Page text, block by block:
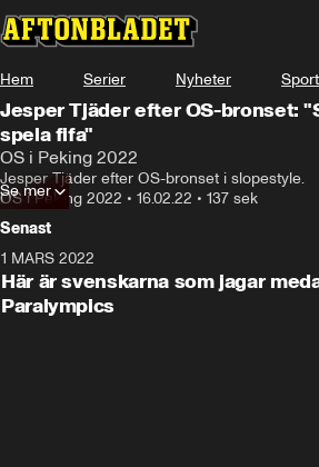
Hem Serier Nyheter Sport
Jesper Tjäder efter OS-bronset:
spela fifa"
OS i Peking 2022
Jesper Tjäder efter OS-bronset i slopestyle.
OS i Peking 2022 • 16.02.22 • 137 sek
Se mer
Senast
1 MARS 2022
Här är svenskarna som jagar
Paralympics